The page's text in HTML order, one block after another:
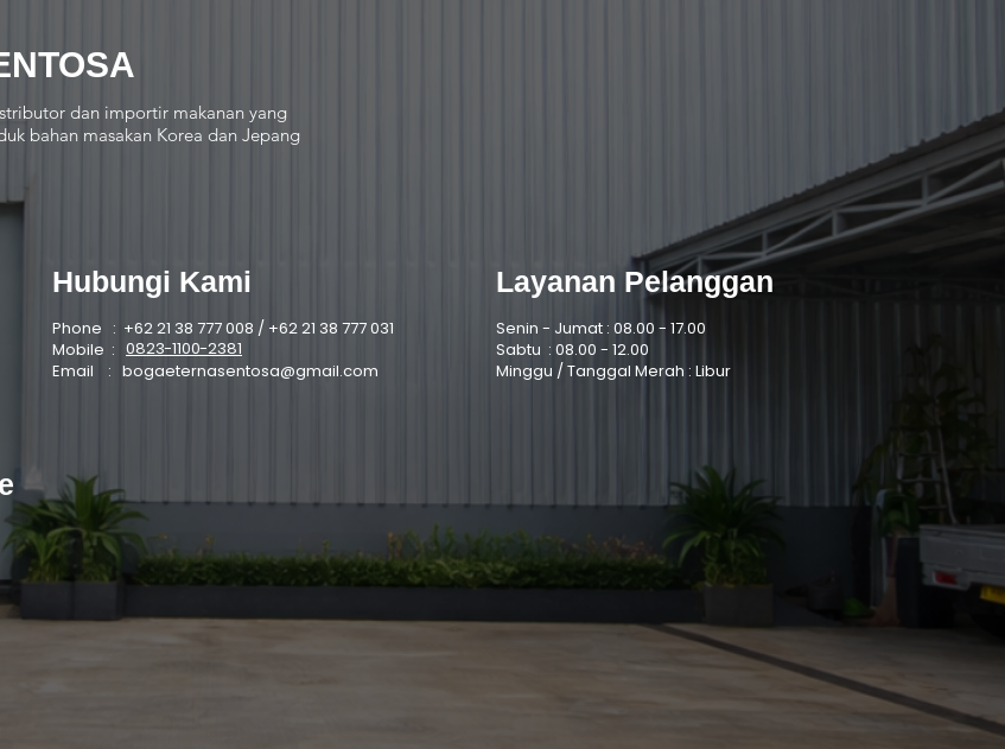
dan importir makanan yang
bahan masakan Korea dan Jepang
Hubungi Kami
Phone : +62 21 38 777 008 / +62 21 38 777 031
Mobile :
Email : bogaeternasentosa@gmail.com
0823-1100-2381
Layanan Pelanggan
Senin - Jumat : 08.00 - 17.00
Sabtu : 08.00 - 12.00
Minggu / Tanggal Merah : Libur